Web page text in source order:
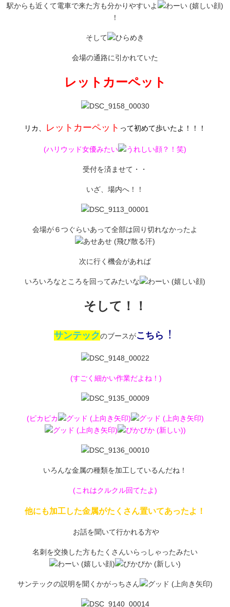
駅からも近くて電車で来た方も分かりやすいよ
！
そして
会場の通路に引かれていた
レットカーペット
リカ、 レットカーペット って初めて歩いたよ！！！
(ハリウッド女優みたい ？！笑)
受付を済ませて・・
いざ、場内へ！！
会場が６つぐらいあって全部は回り切れなかったよ
次に行く機会があれば
いろいろなところを回ってみたいな
そして！！
サンテックのブースがこちら ！
(すごく細かい作業だよね！)
(ピカピカ
)
いろんな金属の種類を加工しているんだね！
(これはクルクル回てたよ)
他にも加工した金属がたくさん置いてあったよ！
お話を聞いて行かれる方や
名刺を交換した方もたくさんいらっしゃったみたい
サンテックの説明を聞くかがっちさん